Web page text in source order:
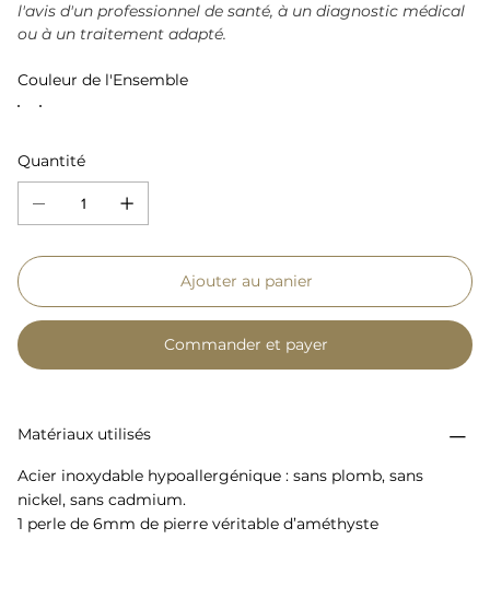
l'avis d'un professionnel de santé, à un diagnostic médical
ou à un traitement adapté.
Couleur de l'Ensemble
Quantité
Ajouter au panier
Commander et payer
Matériaux utilisés
Acier inoxydable hypoallergénique : sans plomb, sans
nickel, sans cadmium.
1 perle de 6mm de pierre véritable d’améthyste